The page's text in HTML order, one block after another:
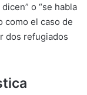
o “se habla
como el caso de
dos refugiados